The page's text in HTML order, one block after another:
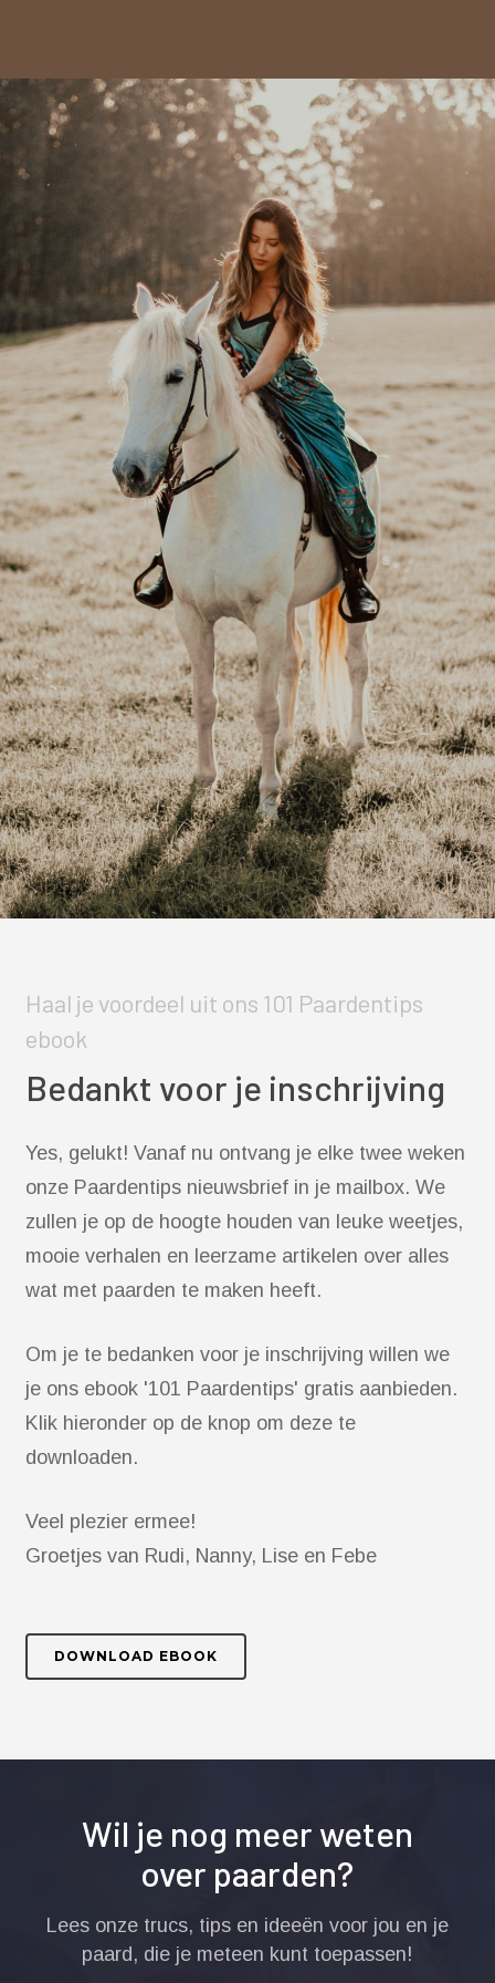
Haal je voordeel uit ons 101 Paardentips
ebook
Bedankt voor je inschrijving
Yes, gelukt! Vanaf nu ontvang je elke twee weken
onze Paardentips nieuwsbrief in je mailbox. We
zullen je op de hoogte houden van leuke weetjes,
mooie verhalen en leerzame artikelen over alles
wat met paarden te maken heeft.
Om je te bedanken voor je inschrijving willen we
je ons ebook '101 Paardentips' gratis aanbieden.
Klik hieronder op de knop om deze te
downloaden.
Veel plezier ermee!
Groetjes van Rudi, Nanny, Lise en Febe
DOWNLOAD EBOOK
Wil je nog meer weten
over paarden?
Lees onze trucs, tips en ideeën voor jou en je
paard, die je meteen kunt toepassen!